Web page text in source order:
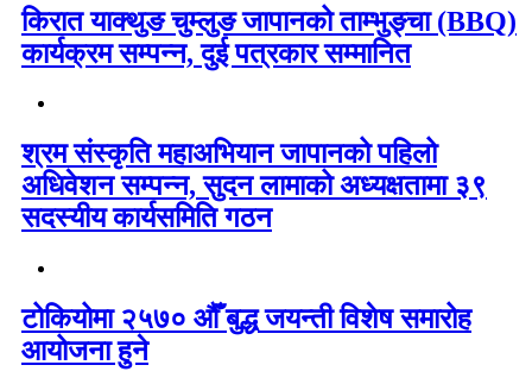
किरात याक्थुङ चुम्लुङ जापानको ताम्भुङ्चा (BBQ)
कार्यक्रम सम्पन्न, दुई पत्रकार सम्मानित
श्रम संस्कृति महाअभियान जापानको पहिलो
अधिवेशन सम्पन्न, सुदन लामाको अध्यक्षतामा ३९
सदस्यीय कार्यसमिति गठन
टोकियोमा २५७० औँ बुद्ध जयन्ती विशेष समारोह
आयोजना हुने